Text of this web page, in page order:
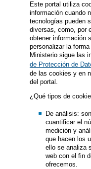
Este portal utiliza
información cuando
tecnologías pueden
diversas, como, por
obtener información
personalizar la
Ministerio sigue las
de Protección de
de las cookies y en
del portal.
¿Qué tipos de
De análisis:
cuantificar el
medición y
que hacen los
ello se analiza
web con el fin
ofrecemos.